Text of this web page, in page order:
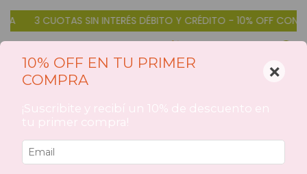
3 CUOTAS SIN INTERÉS DÉBITO Y CRÉDITO - 10% OFF CON
GIFTCARD
10% OFF EN TU PRIMER
COMPRA
×
¡Suscribite y recibí un 10% de descuento en
tu primer compra!